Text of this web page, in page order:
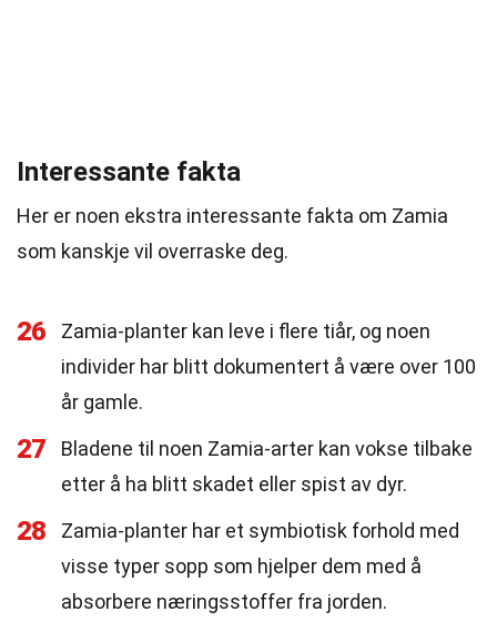
Interessante fakta
Her er noen ekstra interessante fakta om Zamia
som kanskje vil overraske deg.
26
Zamia-planter kan leve i flere tiår, og noen
individer har blitt dokumentert å være over 100
år gamle.
27
Bladene til noen Zamia-arter kan vokse tilbake
etter å ha blitt skadet eller spist av dyr.
28
Zamia-planter har et symbiotisk forhold med
visse typer sopp som hjelper dem med å
absorbere næringsstoffer fra jorden.